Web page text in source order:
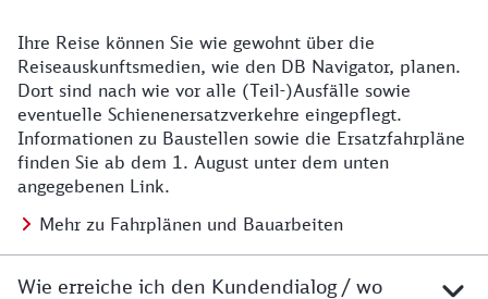
Details zu Baustelle
Ihre Reise können Sie wie gewohnt über die
Reiseauskunftsmedien, wie den DB Navigator, planen.
Dort sind nach wie vor alle (Teil-)Ausfälle sowie
eventuelle Schienenersatzverkehre eingepflegt.
Informationen zu Baustellen sowie die Ersatzfahrpläne
finden Sie ab dem 1. August unter dem unten
angegebenen Link.
Mehr zu Fahrplänen und Bauarbeiten
Wie erreiche ich den Kundendialog / wo